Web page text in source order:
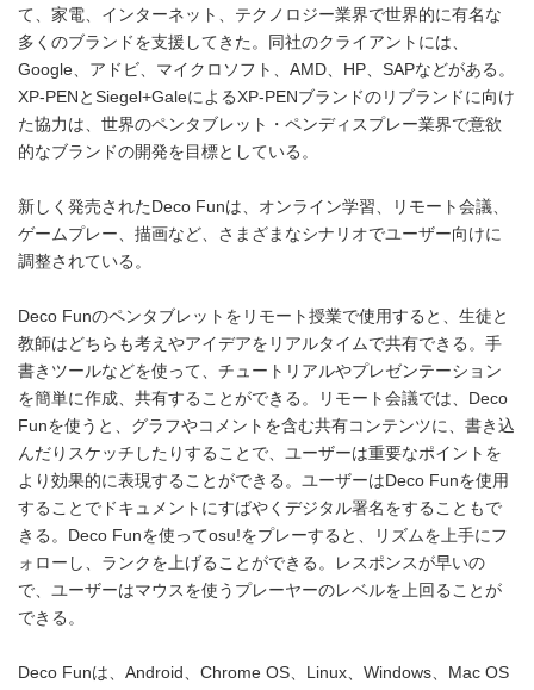
て、家電、インターネット、テクノロジー業界で世界的に有名な
多くのブランドを支援してきた。同社のクライアントには、
Google、アドビ、マイクロソフト、AMD、HP、SAPなどがある。
XP-PENとSiegel+GaleによるXP-PENブランドのリブランドに向け
た協力は、世界のペンタブレット・ペンディスプレー業界で意欲
的なブランドの開発を目標としている。
新しく発売されたDeco Funは、オンライン学習、リモート会議、
ゲームプレー、描画など、さまざまなシナリオでユーザー向けに
調整されている。
Deco Funのペンタブレットをリモート授業で使用すると、生徒と
教師はどちらも考えやアイデアをリアルタイムで共有できる。手
書きツールなどを使って、チュートリアルやプレゼンテーション
を簡単に作成、共有することができる。リモート会議では、Deco
Funを使うと、グラフやコメントを含む共有コンテンツに、書き込
んだりスケッチしたりすることで、ユーザーは重要なポイントを
より効果的に表現することができる。ユーザーはDeco Funを使用
することでドキュメントにすばやくデジタル署名をすることもで
きる。Deco Funを使ってosu!をプレーすると、リズムを上手にフ
ォローし、ランクを上げることができる。レスポンスが早いの
で、ユーザーはマウスを使うプレーヤーのレベルを上回ることが
できる。
Deco Funは、Android、Chrome OS、Linux、Windows、Mac OS